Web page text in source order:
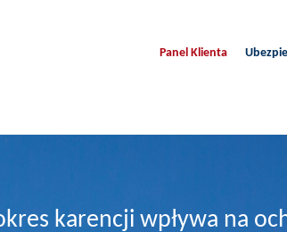
Panel Klienta
karencji wpływa na